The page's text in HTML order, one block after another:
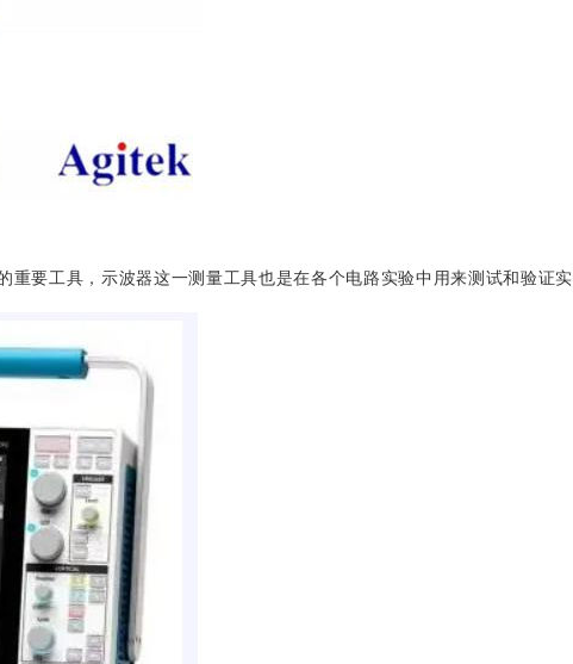
要工具，示波器这一测量工具也是在各个电路实验中用来测试和验证实